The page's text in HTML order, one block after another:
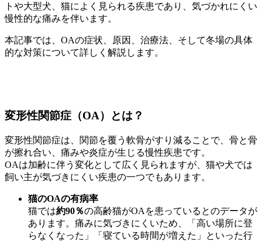
トや大型犬、猫によく見られる疾患であり、気づかれにくい
慢性的な痛みを伴います。
本記事では、OAの症状、原因、治療法、そして冬場の具体
的な対策について詳しく解説します。
変形性関節症（OA）とは？
変形性関節症は、関節を覆う軟骨がすり減ることで、骨と骨
が擦れ合い、痛みや炎症が生じる慢性疾患です。
OAは加齢に伴う変化として広く見られますが、猫や犬では
飼い主が気づきにくい疾患の一つでもあります。
猫のOAの有病率
猫では約90％の高齢猫がOAを患っているとのデータが
あります。痛みに気づきにくいため、「高い場所に登
らなくなった」「寝ている時間が増えた」といった行